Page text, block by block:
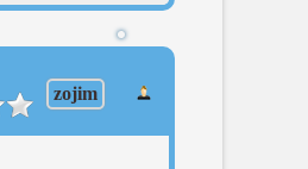
zojim